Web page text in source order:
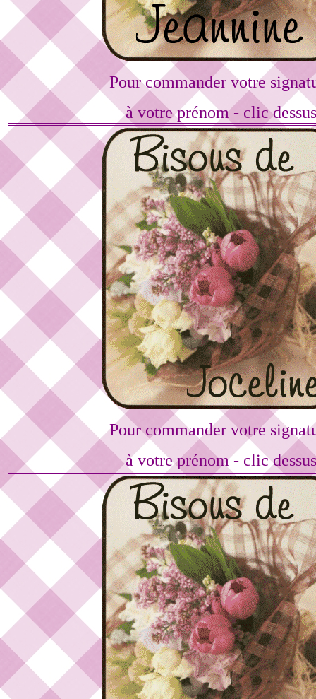
Pour commander votre
à votre prénom - clic dessus
Pour commander votre
à votre prénom - clic dessus